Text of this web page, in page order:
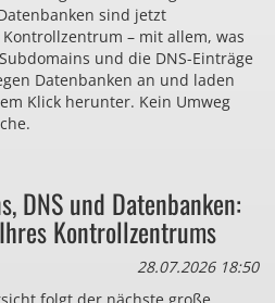
sind jetzt
– mit allem, was
und die DNS-Einträge
Datenbanken an und laden
Klick herunter. Kein Umweg
DNS und Datenbanken:
Kontrollzentrums
28.07.2026 18:50